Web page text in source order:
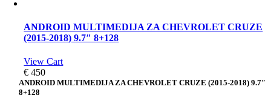
ANDROID MULTIMEDIJA ZA CHEVROLET CRUZE
(2015-2018) 9.7″ 8+128
View Cart
€ 450
ANDROID MULTIMEDIJA ZA CHEVROLET CRUZE (2015-2018) 9.7″
8+128